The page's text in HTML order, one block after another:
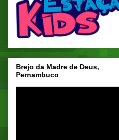
Brejo da Madre de Deus,
Pernambuco